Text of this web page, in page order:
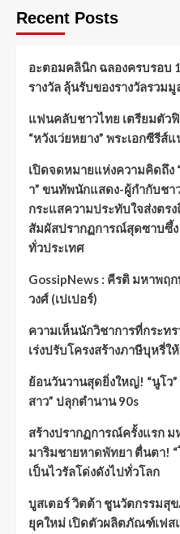
Recent Posts
อะตอมคลินิก ฉลองครบรอบ
รางวัล ลุ้นรับของรางวัลรวม
แฟนคลับชาวไทย เตรียมตัว
“หวังเว่ยหยาง” พระเอกซีรีส์
เปิดจดหมายแห่งความคิดถึง
า” ขนทัพนักแสดง-ผู้กำกับชา
กระแสความประทับใจส่งตร
สัมผัสปรากฏการณ์สุดซาบซึ้ง
ทั่วประเทศ
GossipNews : คีรติ มหาพฤ
วงศ์ (เปเปอร์)
ความเห็นนักวิชาการที่กระท
เร่งปรับโครงสร้างภาษีบุหรี่ใ
ย้อนวันวานสุดยิ่งใหญ่! “นูโว”
สาว” ปลุกตำนาน 90s
สร้างปรากฏการณ์ครั้งแรก
มาริมชายหาดพัทยา ตื่นตา!
เป็นไวรัลโด่งดังไปทั่วโลก
บูสเตอร์ วิตต้า ชูนวัตกรรม
ยุคใหม่ เปิดตัวผลิตภัณฑ์เฟสแ